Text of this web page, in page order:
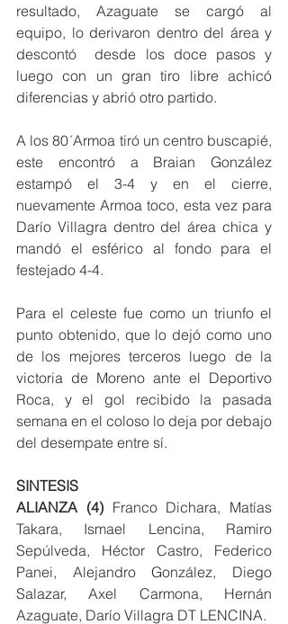
resultado, Azaguate se cargó al
equipo, lo derivaron dentro del área y
descontó  desde los doce pasos y
luego con un gran tiro libre achicó
diferencias y abrió otro partido.
A los 80´Armoa tiró un centro buscapié,
este encontró a Braian González
estampó el 3-4 y en el cierre,
nuevamente Armoa toco, esta vez para
Darío Villagra dentro del área chica y
mandó el esférico al fondo para el
festejado 4-4.
Para el celeste fue como un triunfo el
punto obtenido, que lo dejó como uno
de los mejores terceros luego de la
victoria de Moreno ante el Deportivo
Roca, y el gol recibido la pasada
semana en el coloso lo deja por debajo
del desempate entre sí.
SINTESIS
ALIANZA (4) Franco Dichara, Matías
Takara, Ismael Lencina, Ramiro
Sepúlveda, Héctor Castro, Federico
Panei, Alejandro González, Diego
Salazar, Axel Carmona, Hernán
Azaguate, Darío Villagra DT LENCINA.